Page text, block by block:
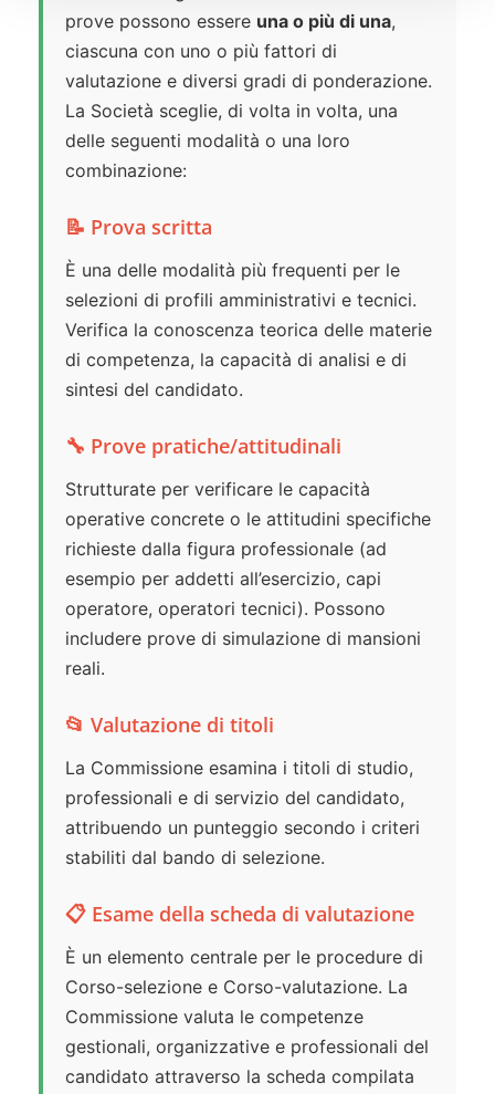
prove possono essere una o più di una,
ciascuna con uno o più fattori di
valutazione e diversi gradi di ponderazione.
La Società sceglie, di volta in volta, una
delle seguenti modalità o una loro
combinazione:
📝 Prova scritta
È una delle modalità più frequenti per le
selezioni di profili amministrativi e tecnici.
Verifica la conoscenza teorica delle materie
di competenza, la capacità di analisi e di
sintesi del candidato.
🔧 Prove pratiche/attitudinali
Strutturate per verificare le capacità
operative concrete o le attitudini specifiche
richieste dalla figura professionale (ad
esempio per addetti all’esercizio, capi
operatore, operatori tecnici). Possono
includere prove di simulazione di mansioni
reali.
📂 Valutazione di titoli
La Commissione esamina i titoli di studio,
professionali e di servizio del candidato,
attribuendo un punteggio secondo i criteri
stabiliti dal bando di selezione.
📋 Esame della scheda di valutazione
È un elemento centrale per le procedure di
Corso-selezione e Corso-valutazione. La
Commissione valuta le competenze
gestionali, organizzative e professionali del
candidato attraverso la scheda compilata